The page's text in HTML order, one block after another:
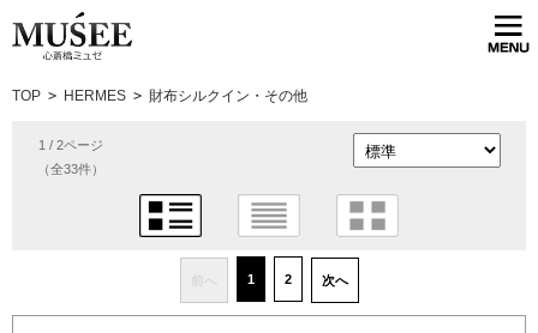
TOP > HERMES > 財布シルクイン・その他
1 / 2ページ
（全33件）
前へ 1 2 次へ